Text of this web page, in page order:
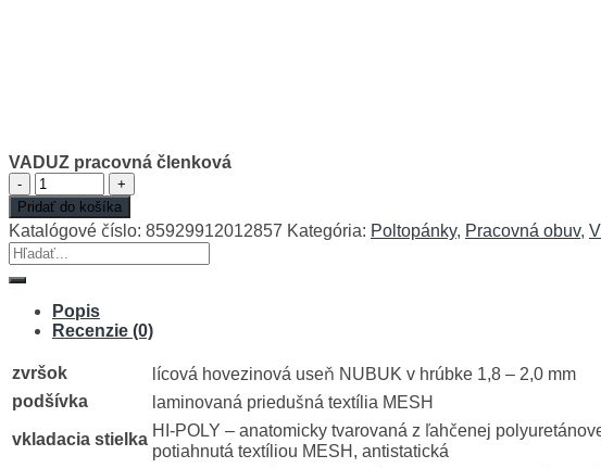
VADUZ pracovná členková
množstvo
VADUZ
pracovná
členková
Pridať do košíka
Katalógové číslo: 85929912012857 Kategória: Poltopánky, Pracovná obuv,
Hľadať:
Popis
Recenzie (0)
zvršok
lícová hovezinová useň NUBUK v hrúbke 1,8 – 2,0 mm
podšívka
laminovaná priedušná textília MESH
vkladacia stielka HI-POLY – anatomicky tvarovaná z ľahčenej
potiahnutá textíliou MESH, antistatická